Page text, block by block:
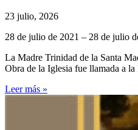
23 julio, 2026
28 de julio de 2021 – 28 de julio
La Madre Trinidad de la Santa
Obra de la Iglesia fue llamada a
Leer más »